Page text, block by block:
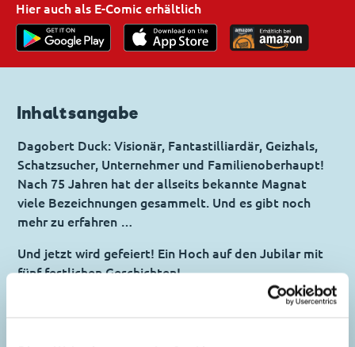
Hier auch als E-Comic erhältlich
Inhaltsangabe
Dagobert Duck: Visionär, Fantastilliardär, Geizhals,
Schatzsucher, Unternehmer und Familienoberhaupt!
Nach 75 Jahren hat der allseits bekannte Magnat
viele Bezeichnungen gesammelt. Und es gibt noch
mehr zu erfahren …
Und jetzt wird gefeiert! Ein Hoch auf den Jubilar mit
fünf festlichen Geschichten!